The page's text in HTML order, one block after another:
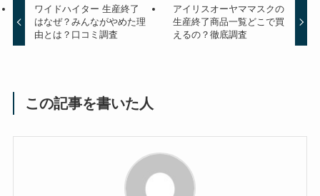
ワイドハイター 生産終了
はなぜ？みんながやめた理
由とは？口コミ調査
アイリスオーヤママスクの
生産終了商品一覧どこで買
えるの？徹底調査
この記事を書いた人